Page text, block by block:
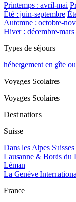
Printemps : avril-mai
Été : juin-septembre
Automne : octobre-
Hiver : décembre-mars
Types de séjours
hébergement en gîte
Voyages Scolaires
Voyages Scolaires
Destinations
Suisse
Dans les Alpes Suisses
Lausanne & Bords du
Léman
La Genève
France